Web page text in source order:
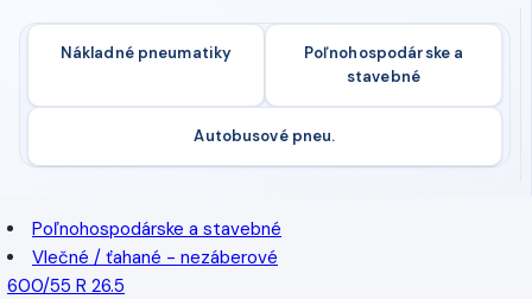
Nákladné pneumatiky
Poľnohospodárske a
stavebné
Autobusové pneu.
Poľnohospodárske a stavebné
Vlečné / ťahané - nezáberové
600/55 R 26.5